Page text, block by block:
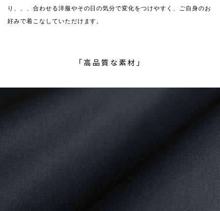
り、、、合わせる洋服やその日の気分で変化をつけやすく、ご自身のお
好みで着こなしていただけます。
「高品質な素材」